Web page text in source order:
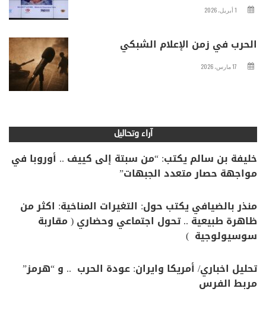
1 أبريل، 2026
الحرب في زمن الإعلام الشبكي
17 مارس، 2026
آراء وتحاليل
خليفة بن سالم يكتب: “من سبتة إلى كييف .. أوروبا في
مواجهة حصار متعدد الجبهات”
منذر بالضيافي يكتب حول: التغيرات المناخية: اكثر من
ظاهرة طبيعية .. تحول اجتماعي وحضاري ( مقاربة
سوسيولوجية )
تحليل اخباري/ أمريكا وايران: عودة الحرب .. و “هرمز”
مربط الفرس